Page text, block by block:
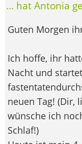
... hat Antonia
Guten Morgen
Ich hoffe, ihr
Nacht und startet
neuen Tag! (Dir,
wünsche ich
Schlaf!)